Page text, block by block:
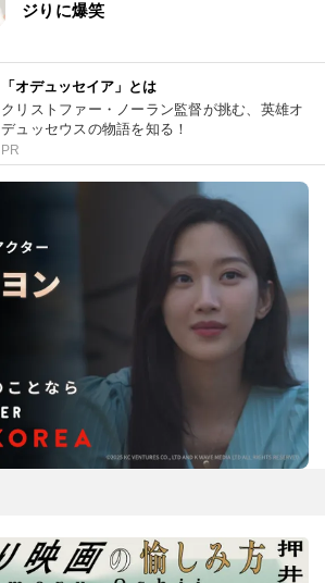
ジりに爆笑
「オデュッセイア」とは
クリストファー・ノーラン監督が挑む、英雄オ
デュッセウスの物語を知る！
PR